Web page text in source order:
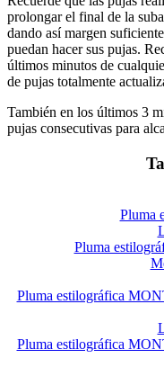
prolongar el final de la
dando así margen
puedan hacer sus pujas.
últimos minutos de
de pujas totalmente
También en los últimos 3
pujas consecutivas para
Pluma
Pluma
Pluma estilográfica
Pluma estilográfica